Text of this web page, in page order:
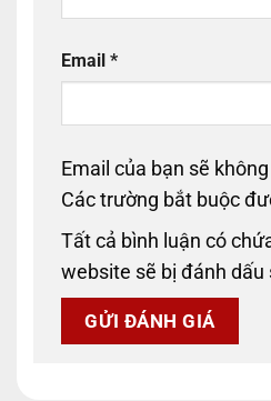
Email *
Email của bạn sẽ
Các trường bắt buộc
Tất cả bình luận có
website sẽ bị đánh dấu